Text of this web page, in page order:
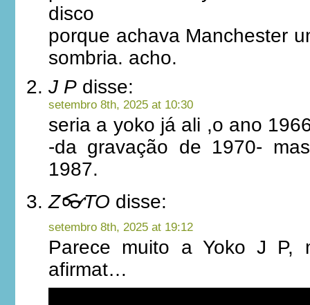
disco
porque achava Manchester
sombria. acho.
J P disse:
setembro 8th, 2025 at 10:30
seria a yoko já ali ,o ano
-da gravação de 1970-
1987.
Z👓TO disse:
setembro 8th, 2025 at 19:12
Parece muito a Yoko J P,
afirmat…